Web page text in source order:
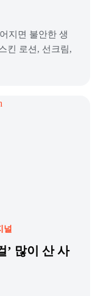
지면 불안한 생
킨 로션, 선크림,
널
’ 많이 산 사